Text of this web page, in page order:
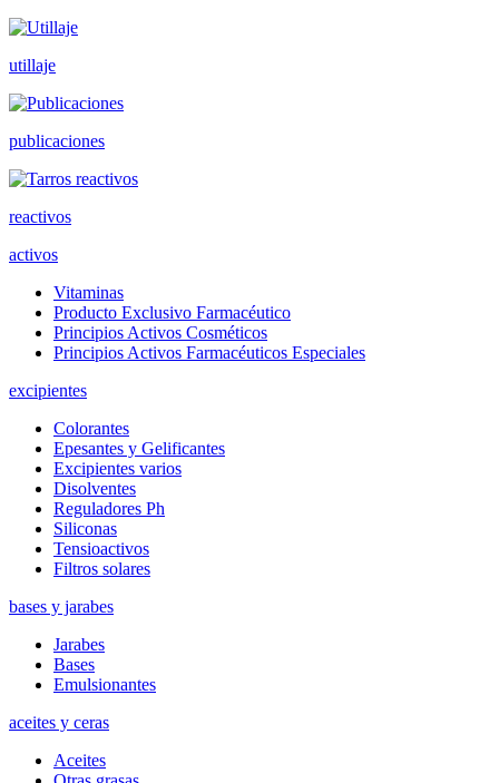
utillaje
publicaciones
reactivos
activos
Vitaminas
Producto Exclusivo Farmacéutico
Principios Activos Cosméticos
Principios Activos Farmacéuticos Especiales
excipientes
Colorantes
Epesantes y Gelificantes
Excipientes varios
Disolventes
Reguladores Ph
Siliconas
Tensioactivos
Filtros solares
bases y jarabes
Jarabes
Bases
Emulsionantes
aceites y ceras
Aceites